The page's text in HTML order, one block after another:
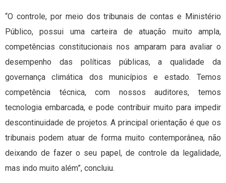
“O controle, por meio dos tribunais de contas e Ministério
Público, possui uma carteira de atuação muito ampla,
competências constitucionais nos amparam para avaliar o
desempenho das políticas públicas, a qualidade da
governança climática dos municípios e estado. Temos
competência técnica, com nossos auditores, temos
tecnologia embarcada, e pode contribuir muito para impedir
descontinuidade de projetos. A principal orientação é que os
tribunais podem atuar de forma muito contemporânea, não
deixando de fazer o seu papel, de controle da legalidade,
mas indo muito além”, concluiu.